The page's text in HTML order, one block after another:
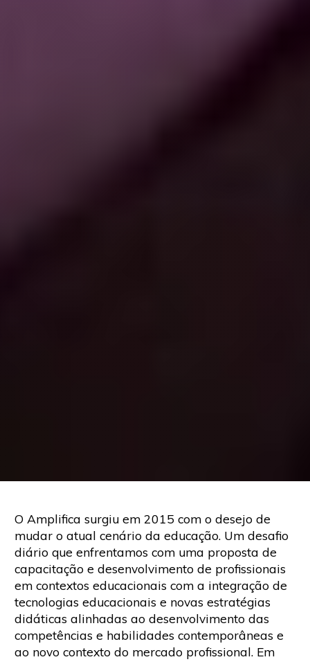
O Amplifica surgiu em 2015 com o desejo de
mudar o atual cenário da educação. Um desafio
diário que enfrentamos com uma proposta de
capacitação e desenvolvimento de profissionais
em contextos educacionais com a integração de
tecnologias educacionais e novas estratégias
didáticas alinhadas ao desenvolvimento das
competências e habilidades contemporâneas e
ao novo contexto do mercado profissional. Em